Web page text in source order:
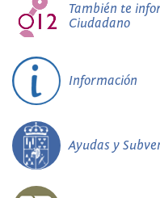
También te
Ciudadano
Información
Ayudas y